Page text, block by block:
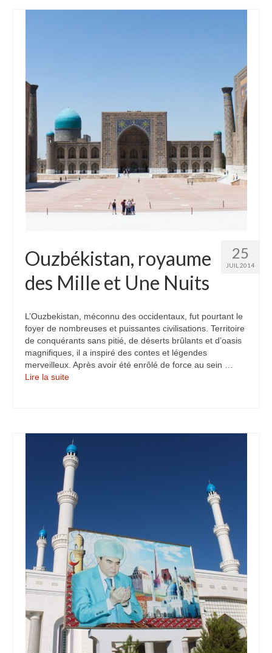
25
JUIL 2014
Ouzbékistan, royaume
des Mille et Une Nuits
L’Ouzbekistan, méconnu des occidentaux, fut pourtant le
foyer de nombreuses et puissantes civilisations. Territoire
de conquérants sans pitié, de déserts brûlants et d’oasis
magnifiques, il a inspiré des contes et légendes
merveilleux. Après avoir été enrôlé de force au sein …
Lire la suite­­